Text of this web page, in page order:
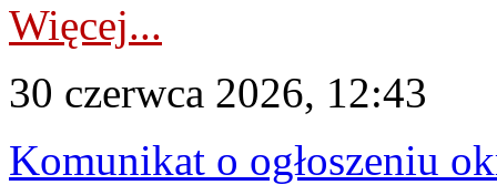
Więcej...
30 czerwca 2026, 12:43
Komunikat o ogłoszeniu